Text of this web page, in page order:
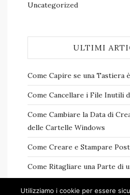
Uncategorized
ULTIMI
Come Capire se una Tastiera
Come Cancellare i File Inutili
Come Cambiare la Data di
delle Cartelle Windows
Come Creare e Stampare
Come Ritagliare una Parte di
Utilizziamo i cookie per essere